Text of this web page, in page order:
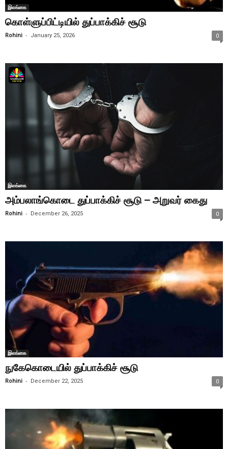
இலங்கை
கொள்ளுப்பிட்டியில் துப்பாக்கிச் சூடு
Rohini - January 25, 2026 0
இலங்கை
அம்பலாங்கொடை துப்பாக்கிச் சூடு – அறுவர் கைது
Rohini - December 26, 2025 0
இலங்கை
நுகேகொடையில் துப்பாக்கிச் சூடு
Rohini - December 22, 2025 0